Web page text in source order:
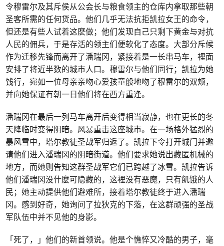
令穆雷尔及其斥侯从公会长与粮食领主的仓库内拿取那些朝
圣客所需的任何货品。他们几乎无法抗拒凯拉女王的命令，
但还是有些人试着这麽做；他们发现自己只剩下黄金与对抗
人民的佣兵，于是存活的领主们便软化了态度。大部分斥候
作为迁移先锋而离开了潘瑞冈，紧接着是一长串马车，裡面
安排了将近半数的城市人口。穆雷尔与他们同行；凯拉为她
饯行，宛如一位母亲亲吻心爱孩童般地吻了穆雷尔的双颊，
并向她保证有朝一日他们将在西方重逢。
潘瑞冈在最后一列马车离开后变得相当寂静，也在更长的冬
天降临时变得阴暗。风暴重击这座城市。在一场格外猛烈的
暴风雪中，塔尔教徒圣战军归返了。凯拉下令打开城门并邀
请他们进入潘瑞冈的阴暗街道。他们要求她说出藏匿机械的
地方，而她则告知这群圣战军它们已跨越了冰雪。凯拉告诉
他们潘瑞冈没什麽可隐藏的，这裡没有恶魔，只有飢饿的人
民；她主动提供他们避难所，接着塔尔教徒终于进入潘瑞
冈。感到好奇，她询问了拉狄克的下落，在这群顽强的圣战
军队伍中并不见他的身影。
「死了，」他们的新首领说。他是个憔悴又冷酷的男子，毫